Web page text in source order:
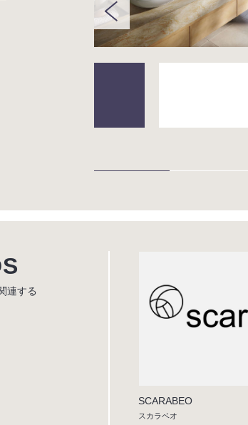
連する
SCARABEO
スカラベオ